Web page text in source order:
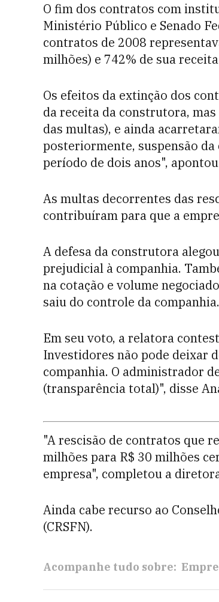
O fim dos contratos com
Ministério Público e Senado
contratos de 2008
milhões) e 742% de sua
Os efeitos da extinção dos
da receita da construtora,
das multas), e ainda
posteriormente, suspensão
período de dois anos",
As multas decorrentes das
contribuíram para que a
A defesa da construtora
prejudicial à companhia.
na cotação e volume
saiu do controle da companhia.
Em seu voto, a relatora
Investidores não pode deixar
companhia. O administrador
(transparência total)", disse
"A rescisão de contratos que
milhões para R$ 30 milhões
empresa", completou a
Ainda cabe recurso ao
(CRSFN).
Acompanhe tudo sobre: